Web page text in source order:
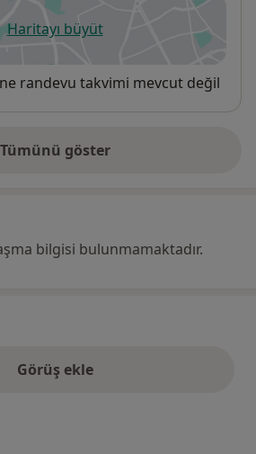
Haritayı büyütyeni bir sekmede açılır
randevu takvimi mevcut değil
Tümünü göster
adres hakkında
bilgisi bulunmamaktadır.
Görüş ekle